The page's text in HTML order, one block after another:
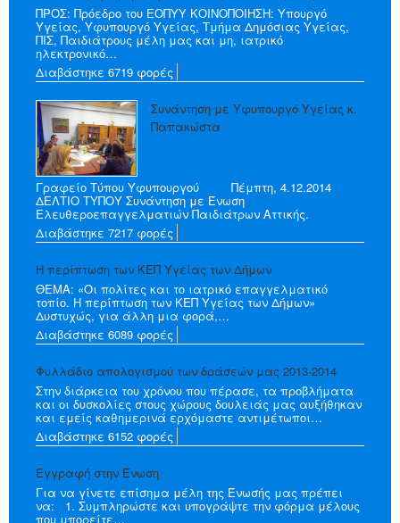
ΠΡΟΣ: Πρόεδρο του ΕΟΠΥΥ ΚΟΙΝΟΠΟΙΗΣΗ: Υπουργό
Υγείας, Υφυπουργό Υγείας, Τμήμα Δημόσιας Υγείας,
ΠΙΣ, Παιδιάτρους μέλη μας και μη, ιατρικό
ηλεκτρονικό…
Διαβάστηκε 6719 φορές
Συνάντηση με Υφυπουργό Υγείας κ.
Παπακώστα
Γραφείο Τύπου Υφυπουργού Πέμπτη, 4.12.2014
ΔΕΛΤΙΟ ΤΥΠΟΥ Συνάντηση με Ένωση
Ελευθεροεπαγγελματιών Παιδιάτρων Αττικής.
Διαβάστηκε 7217 φορές
Η περίπτωση των ΚΕΠ Υγείας των Δήμων
ΘΕΜΑ: «Oι πολίτες και το ιατρικό επαγγελματικό
τοπίο. Η περίπτωση των ΚΕΠ Υγείας των Δήμων»
Δυστυχώς, για άλλη μια φορά,…
Διαβάστηκε 6089 φορές
Φυλλάδιο απολογισμού των δράσεών μας 2013-2014
Στην διάρκεια του χρόνου που πέρασε, τα προβλήματα
και οι δυσκολίες στους χώρους δουλειάς μας αυξήθηκαν
και εμείς καθημερινά ερχόμαστε αντιμέτωποι…
Διαβάστηκε 6152 φορές
Εγγραφή στην Ένωση
Για να γίνετε επίσημα μέλη της Ένωσής μας πρέπει
να: 1. Συμπληρώστε και υπογράψτε την φόρμα μέλους
που μπορείτε…